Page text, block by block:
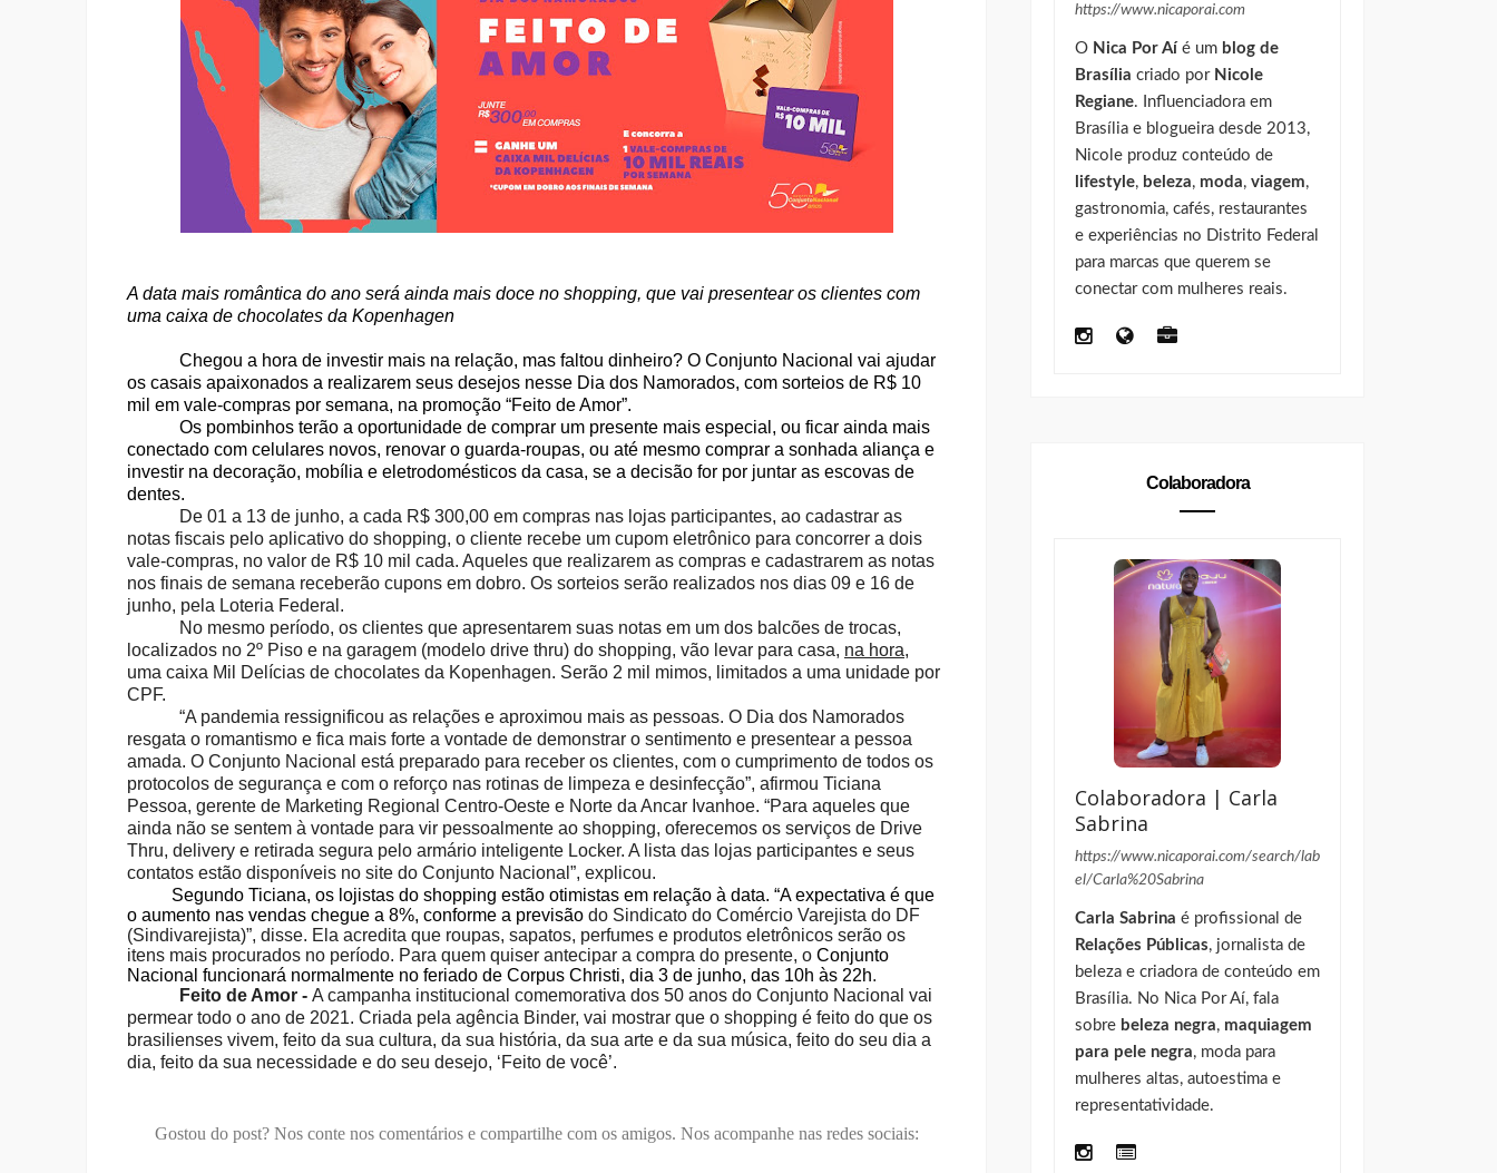
A data mais romântica do ano será ainda mais doce no shopping, que vai presentear os clientes com
uma caixa de chocolates da Kopenhagen
Chegou a hora de investir mais na relação, mas faltou dinheiro? O Conjunto Nacional vai ajudar
os casais apaixonados a realizarem seus desejos nesse Dia dos Namorados, com sorteios de R$ 10
mil em vale-compras por semana, na promoção “Feito de Amor”.
Os pombinhos terão a oportunidade de comprar um presente mais especial, ou ficar ainda mais
conectado com celulares novos, renovar o guarda-roupas, ou até mesmo comprar a sonhada aliança e
investir na decoração, mobília e eletrodomésticos da casa, se a decisão for por juntar as escovas de
dentes.
De 01 a 13 de junho,a cada R$ 300,00 em compras nas lojas participantes, ao cadastrar as
notas fiscais pelo aplicativo do shopping, o cliente recebe um cupom eletrônico para concorrer a dois
vale-compras, no valor de R$ 10 mil cada. Aqueles que realizarem as compras e cadastrarem as notas
nos finais de semana receberão cupons em dobro. Os sorteios serão realizados nos dias 09 e 16 de
junho, pela Loteria Federal.
No mesmo período, os clientes que apresentarem suas notas em um dos balcões de trocas,
localizados no 2º Piso e na garagem (modelo drive thru) do shopping, vão levar para casa, na hora,
uma caixa Mil Delícias de chocolates da Kopenhagen. Serão 2 mil mimos, limitados a uma unidade por
CPF.
“A pandemia ressignificou as relações e aproximou mais as pessoas. O Dia dos Namorados
resgata o romantismo e fica mais forte a vontade de demonstrar o sentimento e presentear a pessoa
amada. O Conjunto Nacional está preparado para receber os clientes, com o cumprimento de todos os
protocolos de segurança e com o reforço nas rotinas de limpeza e desinfecção”, afirmou Ticiana
Pessoa, gerente de Marketing Regional Centro-Oeste e Norte da Ancar Ivanhoe. “Para aqueles que
ainda não se sentem à vontade para vir pessoalmente ao shopping, oferecemos os serviços de Drive
Thru, delivery e retirada segura pelo armário inteligente Locker. A lista das lojas participantes e seus
contatos estão disponíveis no site do Conjunto Nacional”, explicou.
Segundo Ticiana, os lojistas do shopping estão otimistas em relação à data. “A expectativa é que
o aumento nas vendas chegue a 8%, conforme a previsão do Sindicato do Comércio Varejista do DF
(Sindivarejista)”, disse. Ela acredita que roupas, sapatos, perfumes e produtos eletrônicos serão os
itens mais procurados no período. Para quem quiser antecipar a compra do presente, o Conjunto
Nacional funcionará normalmente no feriado de Corpus Christi, dia 3 de junho, das 10h às 22h.
Feito de Amor -A campanha institucional comemorativa dos 50 anos do Conjunto Nacional vai
permear todo o ano de 2021. Criada pela agência Binder, vai mostrar que o shopping é feito do que os
brasilienses vivem, feito da sua cultura, da sua história, da sua arte e da sua música, feito do seu dia a
dia, feito da sua necessidade e do seu desejo, ‘Feito de você’.
Gostou do post? Nos conte nos comentários e compartilhe com os amigos. Nos acompanhe nas redes sociais:
https://www.nicaporai.com
O Nica Por Aíé um blog de
Brasília criado por Nicole
Regiane. Influenciadora em
Brasília e blogueira desde 2013,
Nicole produz conteúdo de
lifestyle, beleza, moda,viagem,
gastronomia, cafés, restaurantes
e experiências no Distrito Federal
para marcas que querem se
conectar com mulheres reais.
Colaboradora
Colaboradora | Carla
Sabrina
https://www.nicaporai.com/search/lab
el/Carla%20Sabrina
Carla Sabrina é profissional de
Relações Públicas, jornalista de
beleza e criadora de conteúdo em
Brasília. No Nica Por Aí, fala
sobre beleza negra, maquiagem
para pele negra, moda para
mulheres altas, autoestima e
representatividade.